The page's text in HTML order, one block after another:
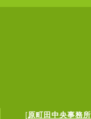
[原町田中央事務所